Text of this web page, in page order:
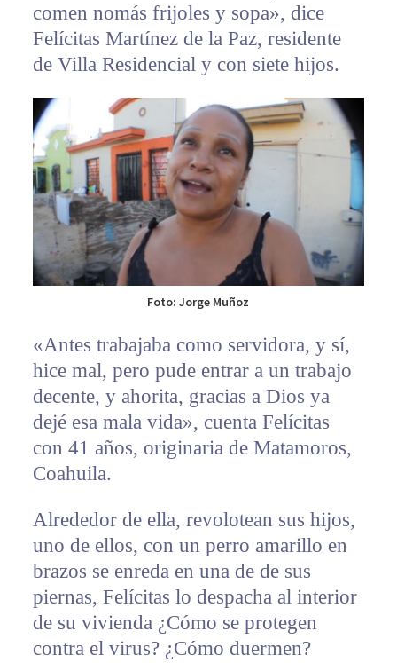
comen nomás frijoles y sopa», dice
Felícitas Martínez de la Paz, residente
de Villa Residencial y con siete hijos.
Foto: Jorge Muñoz
«Antes trabajaba como servidora, y sí,
hice mal, pero pude entrar a un trabajo
decente, y ahorita, gracias a Dios ya
dejé esa mala vida», cuenta Felícitas
con 41 años, originaria de Matamoros,
Coahuila.
Alrededor de ella, revolotean sus hijos,
uno de ellos, con un perro amarillo en
brazos se enreda en una de de sus
piernas, Felícitas lo despacha al interior
de su vivienda ¿Cómo se protegen
contra el virus? ¿Cómo duermen?